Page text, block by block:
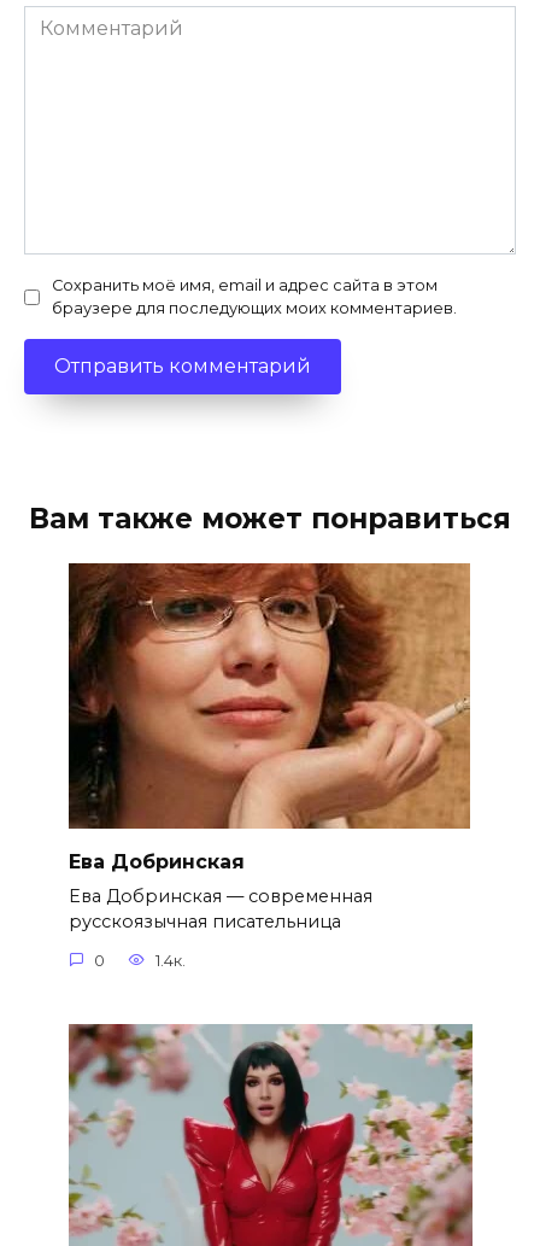
Комментарий
Сохранить моё имя, email и адрес сайта в этом
браузере для последующих моих комментариев.
Вам также может понравиться
Ева Добринская
Ева Добринская — современная
русскоязычная писательница
0 1.4к.